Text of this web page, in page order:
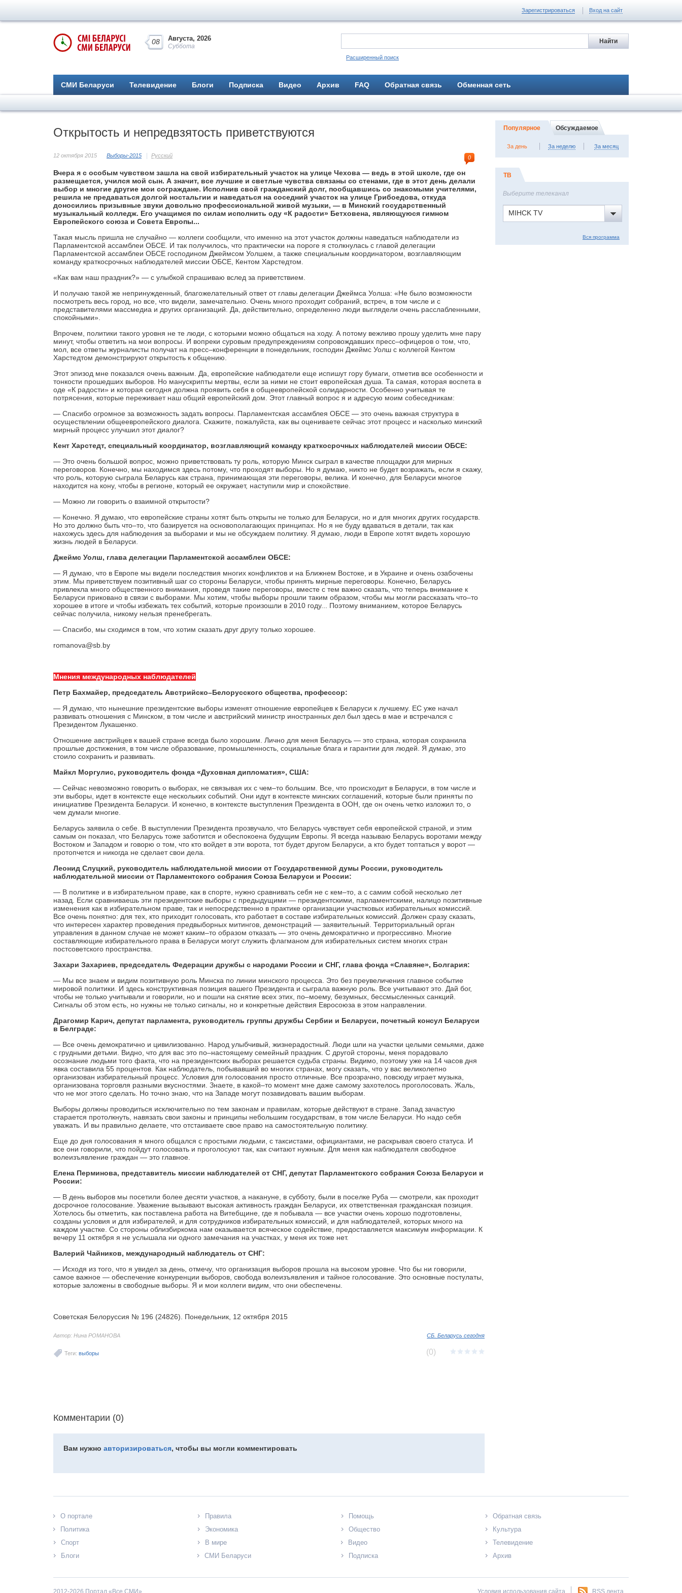
Зарегистрироваться Вход на сайт
08 Августа, 2026
Суббота
Расширенный поиск
СМИ Беларуси Телевидение Блоги Подписка Видео Архив FAQ Обратная связь Обменная сеть
Открытость и непредвзятость приветствуются
12 октября 2015 Выборы-2015 Русский 0
Вчера я с особым чувством зашла на свой избирательный участок на улице Чехова — ведь в этой школе, где он
размещается, учился мой сын. А значит, все лучшие и светлые чувства связаны со стенами, где в этот день делали
выбор и многие другие мои сограждане. Исполнив свой гражданский долг, пообщавшись со знакомыми учителями,
решила не предаваться долгой ностальгии и наведаться на соседний участок на улице Грибоедова, откуда
доносились призывные звуки довольно профессиональной живой музыки, — в Минский государственный
музыкальный колледж. Его учащимся по силам исполнить оду «К радости» Бетховена, являющуюся гимном
Европейского союза и Совета Европы...
Такая мысль пришла не случайно — коллеги сообщили, что именно на этот участок должны наведаться наблюдатели из
Парламентской ассамблеи ОБСЕ. И так получилось, что практически на пороге я столкнулась с главой делегации
Парламентской ассамблеи ОБСЕ господином Джеймсом Уолшем, а также специальным координатором, возглавляющим
команду краткосрочных наблюдателей миссии ОБСЕ, Кентом Харстедтом.
«Как вам наш праздник?» — с улыбкой спрашиваю вслед за приветствием.
И получаю такой же непринужденный, благожелательный ответ от главы делегации Джеймса Уолша: «Не было возможности
посмотреть весь город, но все, что видели, замечательно. Очень много проходит собраний, встреч, в том числе и с
представителями массмедиа и других организаций. Да, действительно, определенно люди выглядели очень расслабленными,
спокойными».
Впрочем, политики такого уровня не те люди, с которыми можно общаться на ходу. А потому вежливо прошу уделить мне пару
минут, чтобы ответить на мои вопросы. И вопреки суровым предупреждениям сопровождавших пресс–офицеров о том, что,
мол, все ответы журналисты получат на пресс–конференции в понедельник, господин Джеймс Уолш с коллегой Кентом
Харстедтом демонстрируют открытость к общению.
Этот эпизод мне показался очень важным. Да, европейские наблюдатели еще испишут гору бумаги, отметив все особенности и
тонкости прошедших выборов. Но манускрипты мертвы, если за ними не стоит европейская душа. Та самая, которая воспета в
оде «К радости» и которая сегодня должна проявить себя в общеевропейской солидарности. Особенно учитывая те
потрясения, которые переживает наш общий европейский дом. Этот главный вопрос я и адресую моим собеседникам:
— Спасибо огромное за возможность задать вопросы. Парламентская ассамблея ОБСЕ — это очень важная структура в
осуществлении общеевропейского диалога. Скажите, пожалуйста, как вы оцениваете сейчас этот процесс и насколько минский
мирный процесс улучшил этот диалог?
Кент Харстедт, специальный координатор, возглавляющий команду краткосрочных наблюдателей миссии ОБСЕ:
— Это очень большой вопрос, можно приветствовать ту роль, которую Минск сыграл в качестве площадки для мирных
переговоров. Конечно, мы находимся здесь потому, что проходят выборы. Но я думаю, никто не будет возражать, если я скажу,
что роль, которую сыграла Беларусь как страна, принимающая эти переговоры, велика. И конечно, для Беларуси многое
находится на кону, чтобы в регионе, который ее окружает, наступили мир и спокойствие.
— Можно ли говорить о взаимной открытости?
— Конечно. Я думаю, что европейские страны хотят быть открыты не только для Беларуси, но и для многих других государств.
Но это должно быть что–то, что базируется на основополагающих принципах. Но я не буду вдаваться в детали, так как
нахожусь здесь для наблюдения за выборами и мы не обсуждаем политику. Я думаю, люди в Европе хотят видеть хорошую
жизнь людей в Беларуси.
Джеймс Уолш, глава делегации Парламентской ассамблеи ОБСЕ:
— Я думаю, что в Европе мы видели последствия многих конфликтов и на Ближнем Востоке, и в Украине и очень озабочены
этим. Мы приветствуем позитивный шаг со стороны Беларуси, чтобы принять мирные переговоры. Конечно, Беларусь
привлекла много общественного внимания, проведя такие переговоры, вместе с тем важно сказать, что теперь внимание к
Беларуси приковано в связи с выборами. Мы хотим, чтобы выборы прошли таким образом, чтобы мы могли рассказать что–то
хорошее в итоге и чтобы избежать тех событий, которые произошли в 2010 году... Поэтому вниманием, которое Беларусь
сейчас получила, никому нельзя пренебрегать.
— Спасибо, мы сходимся в том, что хотим сказать друг другу только хорошее.
romanova@sb.by
Мнения международных наблюдателей
Петр Бахмайер, председатель Австрийско–Белорусского общества, профессор:
— Я думаю, что нынешние президентские выборы изменят отношение европейцев к Беларуси к лучшему. ЕС уже начал
развивать отношения с Минском, в том числе и австрийский министр иностранных дел был здесь в мае и встречался с
Президентом Лукашенко.
Отношение австрийцев к вашей стране всегда было хорошим. Лично для меня Беларусь — это страна, которая сохранила
прошлые достижения, в том числе образование, промышленность, социальные блага и гарантии для людей. Я думаю, это
стоило сохранить и развивать.
Майкл Моргулис, руководитель фонда «Духовная дипломатия», США:
— Сейчас невозможно говорить о выборах, не связывая их с чем–то большим. Все, что происходит в Беларуси, в том числе и
эти выборы, идет в контексте еще нескольких событий. Они идут в контексте минских соглашений, которые были приняты по
инициативе Президента Беларуси. И конечно, в контексте выступления Президента в ООН, где он очень четко изложил то, о
чем думали многие.
Беларусь заявила о себе. В выступлении Президента прозвучало, что Беларусь чувствует себя европейской страной, и этим
самым он показал, что Беларусь тоже заботится и обеспокоена будущим Европы. Я всегда называю Беларусь воротами между
Востоком и Западом и говорю о том, что кто войдет в эти ворота, тот будет другом Беларуси, а кто будет топтаться у ворот —
протопчется и никогда не сделает свои дела.
Леонид Слуцкий, руководитель наблюдательной миссии от Государственной думы России, руководитель
наблюдательной миссии от Парламентского собрания Союза Беларуси и России:
— В политике и в избирательном праве, как в спорте, нужно сравнивать себя не с кем–то, а с самим собой несколько лет
назад. Если сравниваешь эти президентские выборы с предыдущими — президентскими, парламентскими, налицо позитивные
изменения как в избирательном праве, так и непосредственно в практике организации участковых избирательных комиссий.
Все очень понятно: для тех, кто приходит голосовать, кто работает в составе избирательных комиссий. Должен сразу сказать,
что интересен характер проведения предвыборных митингов, демонстраций — заявительный. Территориальный орган
управления в данном случае не может каким–то образом отказать — это очень демократично и прогрессивно. Многие
составляющие избирательного права в Беларуси могут служить флагманом для избирательных систем многих стран
постсоветского пространства.
Захари Захариев, председатель Федерации дружбы с народами России и СНГ, глава фонда «Славяне», Болгария:
— Мы все знаем и видим позитивную роль Минска по линии минского процесса. Это без преувеличения главное событие
мировой политики. И здесь конструктивная позиция вашего Президента и сыграла важную роль. Все учитывают это. Дай бог,
чтобы не только учитывали и говорили, но и пошли на снятие всех этих, по–моему, безумных, бессмысленных санкций.
Сигналы об этом есть, но нужны не только сигналы, но и конкретные действия Евросоюза в этом направлении.
Драгомир Карич, депутат парламента, руководитель группы дружбы Сербии и Беларуси, почетный консул Беларуси
в Белграде:
— Все очень демократично и цивилизованно. Народ улыбчивый, жизнерадостный. Люди шли на участки целыми семьями, даже
с грудными детьми. Видно, что для вас это по–настоящему семейный праздник. С другой стороны, меня порадовало
осознание людьми того факта, что на президентских выборах решается судьба страны. Видимо, поэтому уже на 14 часов дня
явка составила 55 процентов. Как наблюдатель, побывавший во многих странах, могу сказать, что у вас великолепно
организован избирательный процесс. Условия для голосования просто отличные. Все прозрачно, повсюду играет музыка,
организована торговля разными вкусностями. Знаете, в какой–то момент мне даже самому захотелось проголосовать. Жаль,
что не мог этого сделать. Но точно знаю, что на Западе могут позавидовать вашим выборам.
Выборы должны проводиться исключительно по тем законам и правилам, которые действуют в стране. Запад зачастую
старается протолкнуть, навязать свои законы и принципы небольшим государствам, в том числе Беларуси. Но надо себя
уважать. И вы правильно делаете, что отстаиваете свое право на самостоятельную политику.
Еще до дня голосования я много общался с простыми людьми, с таксистами, официантами, не раскрывая своего статуса. И
все они говорили, что пойдут голосовать и проголосуют так, как считают нужным. Для меня как наблюдателя свободное
волеизъявление граждан — это главное.
Елена Перминова, представитель миссии наблюдателей от СНГ, депутат Парламентского собрания Союза Беларуси и
России:
— В день выборов мы посетили более десяти участков, а накануне, в субботу, были в поселке Руба — смотрели, как проходит
досрочное голосование. Уважение вызывают высокая активность граждан Беларуси, их ответственная гражданская позиция.
Хотелось бы отметить, как поставлена работа на Витебщине, где я побывала — все участки очень хорошо подготовлены,
созданы условия и для избирателей, и для сотрудников избирательных комиссий, и для наблюдателей, которых много на
каждом участке. Со стороны облизбиркома нам оказывается всяческое содействие, предоставляется максимум информации. К
вечеру 11 октября я не услышала ни одного замечания на участках, у меня их тоже нет.
Валерий Чайников, международный наблюдатель от СНГ:
— Исходя из того, что я увидел за день, отмечу, что организация выборов прошла на высоком уровне. Что бы ни говорили,
самое важное — обеспечение конкуренции выборов, свобода волеизъявления и тайное голосование. Это основные постулаты,
которые заложены в свободные выборы. Я и мои коллеги видим, что они обеспечены.
Советская Белоруссия № 196 (24826). Понедельник, 12 октября 2015
Автор: Нина РОМАНОВА СБ. Беларусь сегодня
Теги: выборы ⋆ ⋆ ⋆ ⋆ ⋆
⋆ ⋆ ⋆ ⋆ ⋆
(0)
Комментарии (0)
Вам нужно авторизироваться, чтобы вы могли комментировать
Популярное Обсуждаемое
За день За неделю За месяц
ТВ
Выберите телеканал
MIHCK TV
Вся программа
О портале Правила Помощь
Обратная связь
Политика
Экономика Общество
Культура
Спорт
В мире Видео
Телевидение
Блоги
СМИ Беларуси Подписка Архив
2012-2026 Портал «Все СМИ» Условия использования сайта RSS лента